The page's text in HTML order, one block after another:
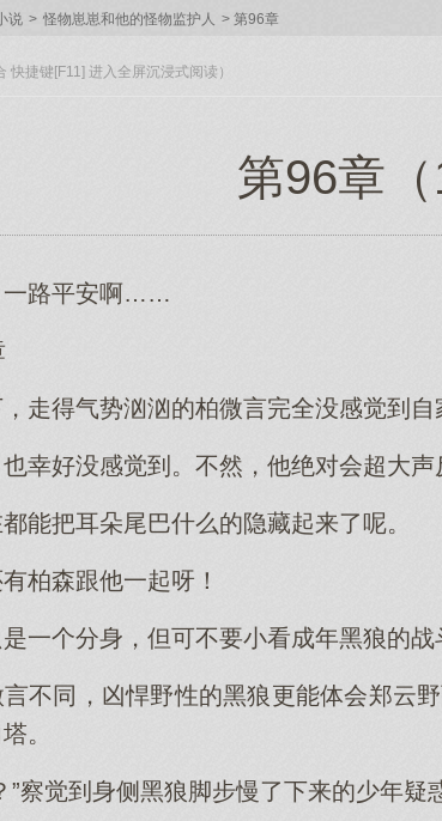
说 > 怪物崽崽和他的怪物监护人 > 第96章
快捷键[F11] 进入全屏沉浸式阅读）
第96章（
一路平安啊……
走得气势汹汹的柏微言完全没感觉到自
幸好没感觉到。不然，他绝对会超大声
能把耳朵尾巴什么的隐藏起来了呢。
柏森跟他一起呀！
一个分身，但可不要小看成年黑狼的战
不同，凶悍野性的黑狼更能体会郑云
。
”察觉到身侧黑狼脚步慢了下来的少年疑